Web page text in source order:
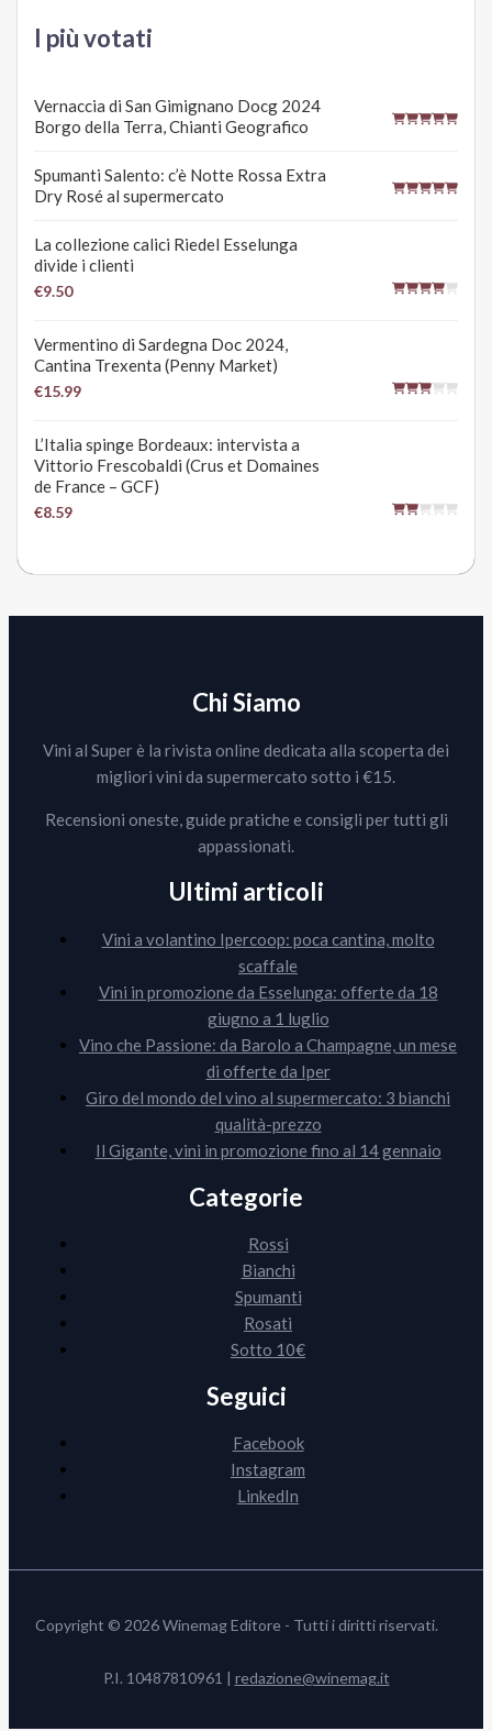
I più votati
Vernaccia di San Gimignano Docg 2024
Borgo della Terra, Chianti Geografico
Spumanti Salento: c’è Notte Rossa Extra
Dry Rosé al supermercato
La collezione calici Riedel Esselunga
divide i clienti
€9.50
Vermentino di Sardegna Doc 2024,
Cantina Trexenta (Penny Market)
€15.99
L’Italia spinge Bordeaux: intervista a
Vittorio Frescobaldi (Crus et Domaines
de France – GCF)
€8.59
Chi Siamo
Vini al Super è la rivista online dedicata alla scoperta dei
migliori vini da supermercato sotto i €15.
Recensioni oneste, guide pratiche e consigli per tutti gli
appassionati.
Ultimi articoli
Vini a volantino Ipercoop: poca cantina, molto
scaffale
Vini in promozione da Esselunga: offerte da 18
giugno a 1 luglio
Vino che Passione: da Barolo a Champagne, un mese
di offerte da Iper
Giro del mondo del vino al supermercato: 3 bianchi
qualità-prezzo
Il Gigante, vini in promozione fino al 14 gennaio
Categorie
Rossi
Bianchi
Spumanti
Rosati
Sotto 10€
Seguici
Facebook
Instagram
LinkedIn
Copyright © 2026 Winemag Editore - Tutti i diritti riservati.
P.I. 10487810961 | redazione@winemag.it